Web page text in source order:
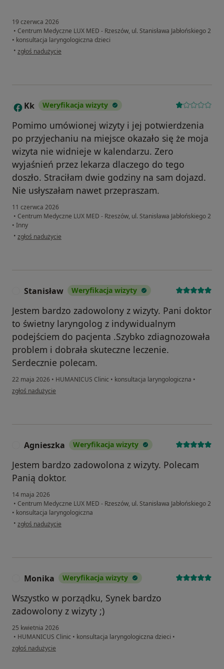
19 czerwca 2026
• Centrum Medyczne LUX MED - Rzeszów, ul. Stanisława Jabłońskiego 2
• konsultacja laryngologiczna dzieci
• w opinii użytkownika Renata
zgłoś nadużycie
K Kk Weryfikacja wizyty
Pomimo umówionej wizyty i jej potwierdzenia
po przyjechaniu na miejsce okazało się że moja
wizyta nie widnieje w kalendarzu. Zero
wyjaśnień przez lekarza dlaczego do tego
doszło. Straciłam dwie godziny na sam dojazd.
Nie usłyszałam nawet przepraszam.
11 czerwca 2026
• Centrum Medyczne LUX MED - Rzeszów, ul. Stanisława Jabłońskiego 2
• Inny
• w opinii użytkownika Kk
zgłoś nadużycie
Stanisław Weryfikacja wizyty
Jestem bardzo zadowolony z wizyty. Pani doktor
to świetny laryngolog z indywidualnym
podejściem do pacjenta .Szybko zdiagnozowała
problem i dobrała skuteczne leczenie.
Serdecznie polecam.
22 maja 2026 • HUMANICUS Clinic • konsultacja laryngologiczna •
w opinii użytkownika Stanisław
zgłoś nadużycie
Agnieszka Weryfikacja wizyty
Jestem bardzo zadowolona z wizyty. Polecam
Panią doktor.
14 maja 2026
• Centrum Medyczne LUX MED - Rzeszów, ul. Stanisława Jabłońskiego 2
• konsultacja laryngologiczna
• w opinii użytkownika Agnieszka
zgłoś nadużycie
Monika Weryfikacja wizyty
Wszystko w porządku, Synek bardzo
zadowolony z wizyty ;)
25 kwietnia 2026
• HUMANICUS Clinic • konsultacja laryngologiczna dzieci •
w opinii użytkownika Monika
zgłoś nadużycie